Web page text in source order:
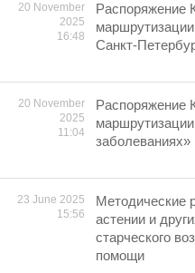
20 November
2025
16:48
Распоряжение
Санкт-
20 November
2025
11:04
Распоряжение
маршрутизации
заболеваниях»
23 June 2025
15:56
Методические
астении и
старческого
помощи